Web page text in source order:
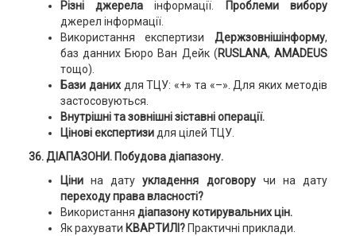
Різні джерелаінформації. Проблеми вибору
джерел інформації.
Використання експертизиДержзовнішінформу,
баз данних Бюро Ван Дейк (RUSLANA,AMADEUS
тощо).
Бази данихдля ТЦУ: «+» та «–». Для яких методів
застосовуються.
Внутрішні та зовнішні зіставні операції.
Цінові експертизидля цілей ТЦУ.
36. ДІАПАЗОНИ. Побудова діапазону.
Цінина датуукладення договоручи на дату
переходу права власності?
Використання діапазону котирувальних цін.
Як рахувати КВАРТИЛІ?Практичні приклади.